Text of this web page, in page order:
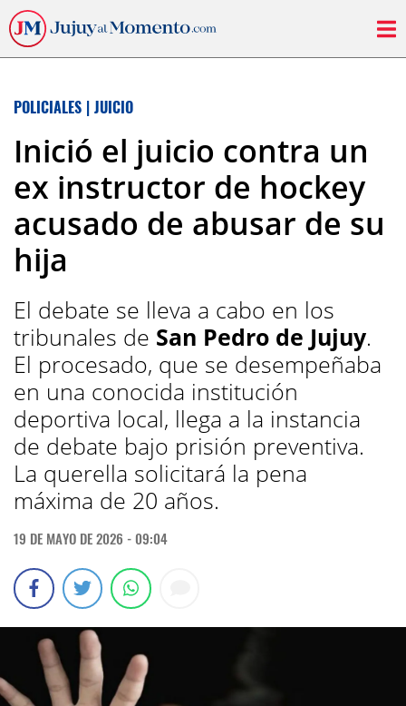
POLICIALES | JUICIO
Inició el juicio contra un
ex instructor de hockey
acusado de abusar de su
hija
El debate se lleva a cabo en los
tribunales de San Pedro de Jujuy.
El procesado, que se desempeñaba
en una conocida institución
deportiva local, llega a la instancia
de debate bajo prisión preventiva.
La querella solicitará la pena
máxima de 20 años.
19 DE MAYO DE 2026 - 09:04